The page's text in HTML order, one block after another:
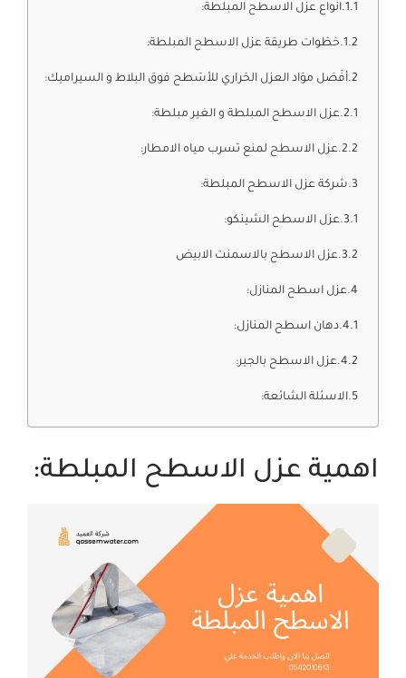
انواع عزل الاسطح المبلطة:
خطَوات طريقة عزل الاسطح المبلطة:
أفَضل موَاد العزل الحَراري للأسَطح فوق البلاط و السيراميك:
عزل الاسطح المبلطة و الغير مبلطة:
عزل الاسطح لمنع تسرب مياه الامطار:
شركة عزل الاسطح المبلطة:
عزل الاسطح الشينكو:
عزل الاسطح بالاسمنت الابيض
عزل اسطح المنازل:
دهان اسطح المنازل:
عزل الاسطح بالجير:
الاسئلة الشائعة:
اهمية عزل الاسطح المبلطة: